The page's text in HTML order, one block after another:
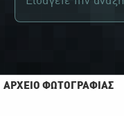
ΑΡΧΕΙΟ ΦΩΤΟΓΡΑΦΙΑΣ